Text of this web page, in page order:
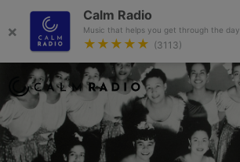
×
Calm Radio
Music that helps you get through the day.
★★★★★ (3113)